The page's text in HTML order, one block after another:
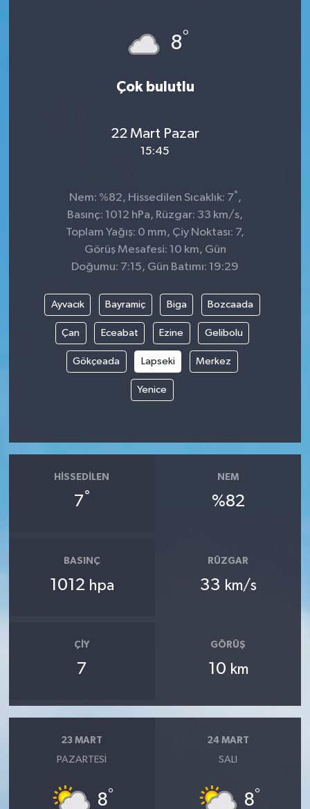
8°
Çok bulutlu
22 Mart Pazar
15:45
Nem: %82, Hissedilen Sıcaklık: 7° ,
Basınç: 1012 hPa, Rüzgar: 33 km/s,
Toplam Yağış: 0 mm, Çiy Noktası: 7,
Görüş Mesafesi: 10 km, Gün
Doğumu: 7:15, Gün Batımı: 19:29
Ayvacık Bayramiç Biga Bozcaada
Çan Eceabat Ezine Gelibolu
Gökçeada Lapseki Merkez
Yenice
HISSEDILEN
7°
NEM
%82
BASINÇ
1012 hpa
RÜZGAR
33 km/s
ÇIY
7
GÖRÜŞ
10 km
23 MART
PAZARTESI
8°
24 MART
SALI
8°
KURDÎ
Sağlık
Sağlık & Yaşam
Siyaset
Spor